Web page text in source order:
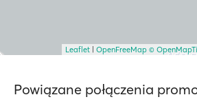
Leaflet OpenFreeMap ©
Powiązane połączenia